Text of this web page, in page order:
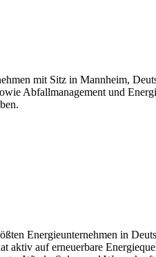
mit Sitz in Mannheim,
Abfallmanagement und
Energieunternehmen in
aktiv auf erneuerbare